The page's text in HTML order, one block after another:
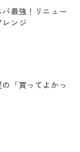
最強！リニュー
ンジ
「買ってよかっ